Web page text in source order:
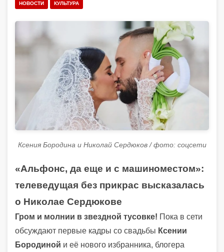
НОВОСТИ КУЛЬТУРА
Ксения Бородина и Николай Сердюков / фото: соцсети
«Альфонс, да еще и с машиноместом»:
телеведущая без прикрас высказалась
о Николае Сердюкове
Гром и молнии в звездной тусовке! Пока в сети
обсуждают первые кадры со свадьбы Ксении
Бородиной и её нового избранника, блогера